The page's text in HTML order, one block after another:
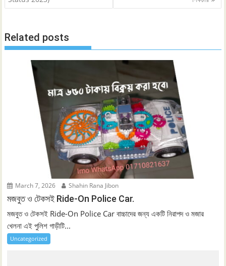
Related posts
March 7, 2026 Shahin Rana Jibon
মজবুত ও টেকসই Ride-On Police Car.
মজবুত ও টেকসই Ride-On Police Car বাচ্চাদের জন্য একটি নিরাপদ ও মজার
খেলনা এই পুলিশ গাড়ীটি...
Uncategorized